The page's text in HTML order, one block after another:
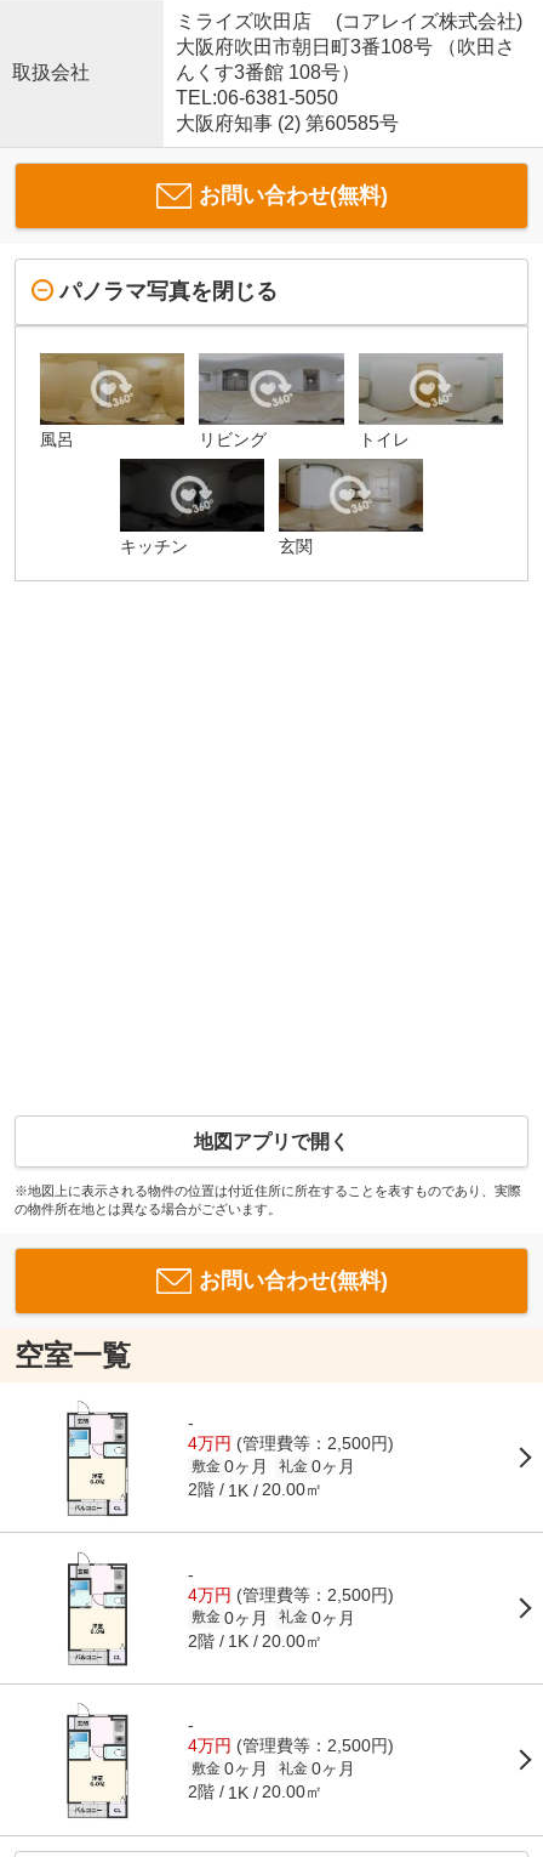
取扱会社
ミライズ吹田店 (コアレイズ株式会社)
大阪府吹田市朝日町3番108号 （吹田さ
んくす3番館 108号）
TEL:06-6381-5050
大阪府知事 (2) 第60585号
お問い合わせ(無料)
パノラマ写真を閉じる
風呂 リビング トイレ
キッチン 玄関
地図アプリで開く
※地図上に表示される物件の位置は付近住所に所在することを表すものであり、実際
の物件所在地とは異なる場合がございます。
お問い合わせ(無料)
空室一覧
-
4万円 (管理費等：2,500円)
敷金 0ヶ月 礼金 0ヶ月
2階 1K 20.00㎡
-
4万円 (管理費等：2,500円)
敷金 0ヶ月 礼金 0ヶ月
2階 1K 20.00㎡
-
4万円 (管理費等：2,500円)
敷金 0ヶ月 礼金 0ヶ月
2階 1K 20.00㎡